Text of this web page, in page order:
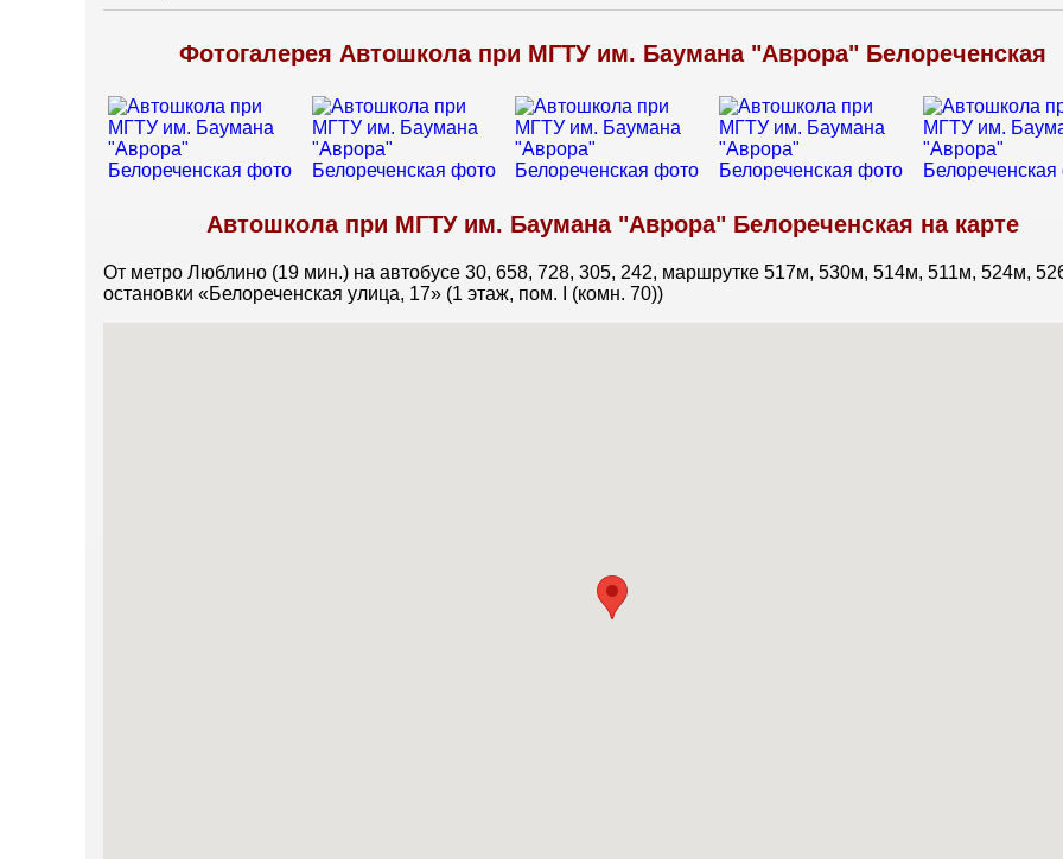
Фотогалерея Автошкола при МГТУ им. Баумана "Аврора" Белореченская
Автошкола при МГТУ им. Баумана "Аврора" Белореченская на карте
От метро Люблино (19 мин.) на автобусе 30, 658, 728, 305, 242, маршрутке 517м, 530м, 514м, 511м, 524м,
остановки «Белореченская улица, 17» (1 этаж, пом. I (комн. 70))